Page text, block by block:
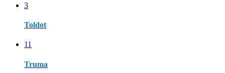
3
Toldot
11
Truma